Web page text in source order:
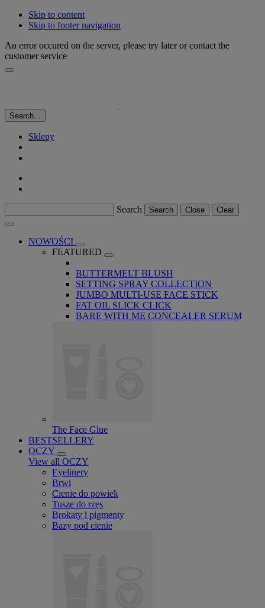
Skip to content
Skip to footer navigation
An error occured on the server, please try later or contact the
customer service
Search...
Sklepy
Search Search Close Clear
NOWOŚCI
FEATURED
BUTTERMELT BLUSH
SETTING SPRAY COLLECTION
JUMBO MULTI-USE FACE STICK
FAT OIL SLICK CLICK
BARE WITH ME CONCEALER SERUM
The Face Glue
BESTSELLERY
OCZY
View all OCZY
Eyelinery
Brwi
Cienie do powiek
Tusze do rzęs
Brokaty i pigmenty
Bazy pod cienie